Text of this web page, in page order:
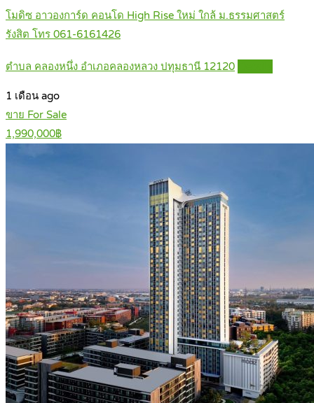
โมดิซ อาวองการ์ด คอนโด High Rise ใหม่ ใกล้ ม.ธรรมศาสตร์
รังสิต โทร 061-6161426
ตำบล คลองหนึ่ง อำเภอคลองหลวง ปทุมธานี 12120
1 เดือน ago
ขาย For Sale
1,990,000฿